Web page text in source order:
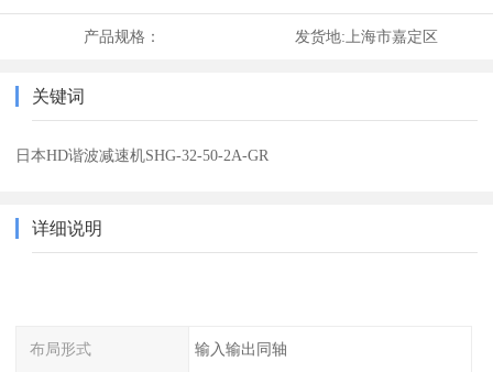
产品规格： 发货地: 上海市嘉定区
关键词
日本HD谐波减速机SHG-32-50-2A-GR
详细说明
布局形式 输入输出同轴